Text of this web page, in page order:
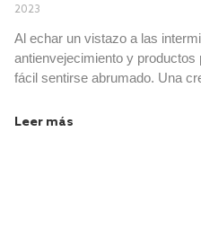
2023
Al echar un vistazo a las
antienvejecimiento y productos
fácil sentirse abrumado. Una
Leer más